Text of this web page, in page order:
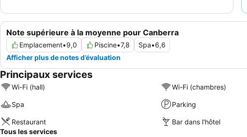
Note supérieure à la moyenne pour Canberra
Emplacement•9,0 Piscine•7,8 Spa•6,6
Afficher plus de notes d’évaluation
Principaux services
Wi-Fi (hall) Wi-Fi (chambres)
Spa Parking
Restaurant Bar dans l'hôtel
Tous les services